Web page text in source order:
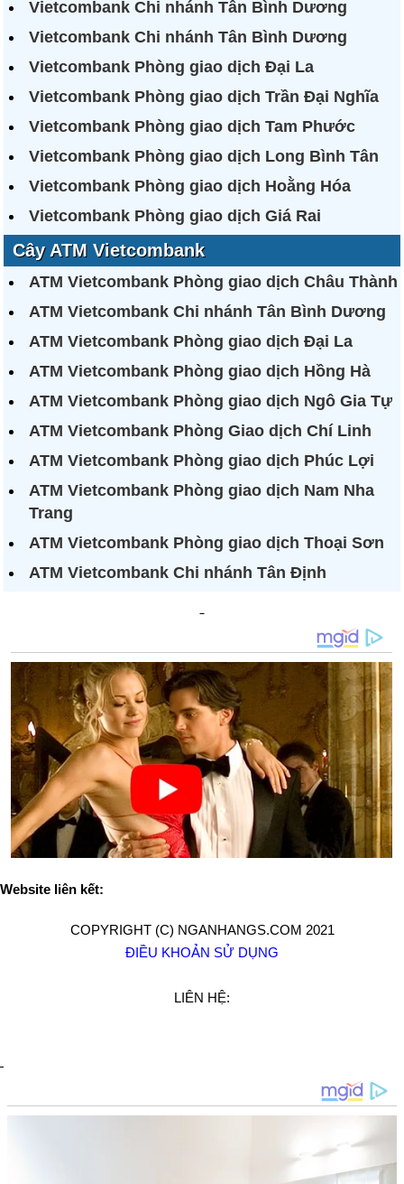
Vietcombank Chi nhánh Tân Bình Dương
Vietcombank Chi nhánh Tân Bình Dương
Vietcombank Phòng giao dịch Đại La
Vietcombank Phòng giao dịch Trần Đại Nghĩa
Vietcombank Phòng giao dịch Tam Phước
Vietcombank Phòng giao dịch Long Bình Tân
Vietcombank Phòng giao dịch Hoằng Hóa
Vietcombank Phòng giao dịch Giá Rai
Cây ATM Vietcombank
ATM Vietcombank Phòng giao dịch Châu Thành
ATM Vietcombank Chi nhánh Tân Bình Dương
ATM Vietcombank Phòng giao dịch Đại La
ATM Vietcombank Phòng giao dịch Hồng Hà
ATM Vietcombank Phòng giao dịch Ngô Gia Tự
ATM Vietcombank Phòng Giao dịch Chí Linh
ATM Vietcombank Phòng giao dịch Phúc Lợi
ATM Vietcombank Phòng giao dịch Nam Nha
Trang
ATM Vietcombank Phòng giao dịch Thoại Sơn
ATM Vietcombank Chi nhánh Tân Định
Website liên kết:
COPYRIGHT (C) NGANHANGS.COM 2021
ĐIỀU KHOẢN SỬ DỤNG
LIÊN HỆ: